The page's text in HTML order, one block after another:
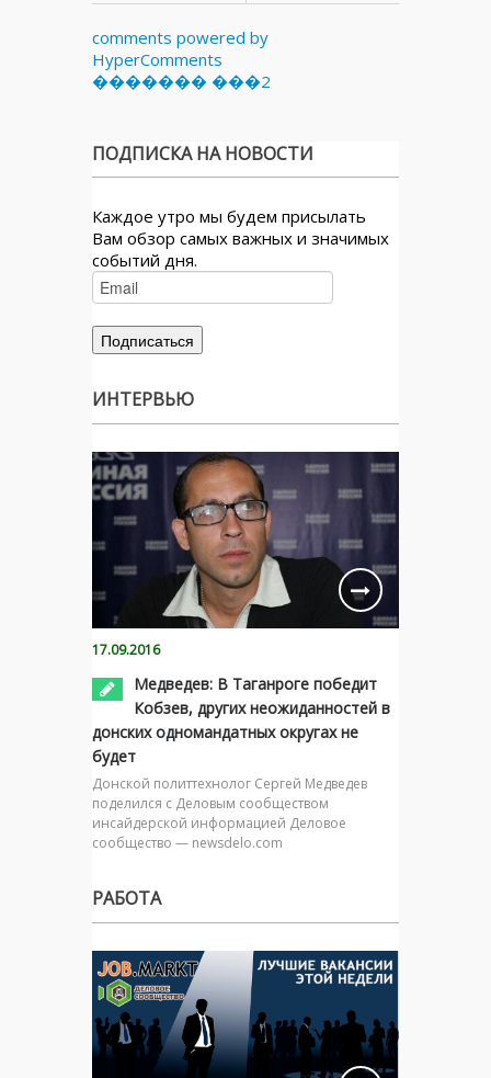
comments powered by
HyperComments
������� ���2
ПОДПИСКА НА НОВОСТИ
Каждое утро мы будем присылать
Вам обзор самых важных и значимых
событий дня.
ИНТЕРВЬЮ
17.09.2016
Медведев: В Таганроге победит
Кобзев, других неожиданностей в
донских одномандатных округах не
будет
Донской политтехнолог Сергей Медведев
поделился с Деловым сообществом
инсайдерской информацией Деловое
сообщество — newsdelo.com
РАБОТА